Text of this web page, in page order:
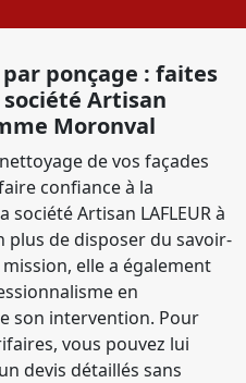
ponçage : faites
société Artisan
Moronval
de vos façades
confiance à la
société Artisan LAFLEUR à
plus de disposer du savoir-
elle a également
en
son intervention. Pour
vous pouvez lui
devis détaillés sans